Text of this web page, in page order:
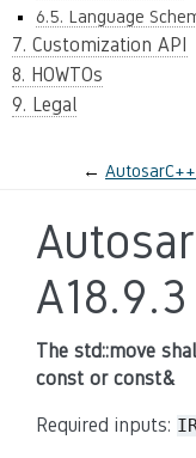
6.5. Language
7. Customization API
8. HOWTOs
9. Legal
←
A18.9.3
The std::move
const or const&
Required inputs: